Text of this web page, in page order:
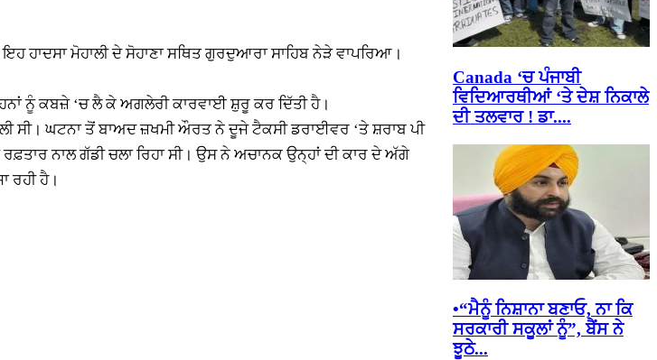
ਮੋਹਾਲੀ ਦੇ ਸੋਹਾਣਾ ਸਥਿਤ ਗੁਰਦੁਆਰਾ ਸਾਹਿਬ ਨੇੜੇ ਵਾਪਰਿਆ।
ਨੂੰ ਕਬਜ਼ੇ ‘ਚ ਲੈ ਕੇ ਅਗਲੇਰੀ ਕਾਰਵਾਈ ਸ਼ੁਰੂ ਕਰ ਦਿੱਤੀ ਹੈ।
ਸੀ। ਘਟਨਾ ਤੋਂ ਬਾਅਦ ਜ਼ਖਮੀ ਔਰਤ ਨੇ ਦੂਜੇ ਟੈਕਸੀ ਡਰਾਈਵਰ ‘ਤੇ ਸ਼ਰਾਬ ਪੀ
ਨਾਲ ਗੱਡੀ ਚਲਾ ਰਿਹਾ ਸੀ। ਉਸ ਨੇ ਅਚਾਨਕ ਉਨ੍ਹਾਂ ਦੀ ਕਾਰ ਦੇ ਅੱਗੇ
ਰਹੀ ਹੈ।
Canada ‘ਚ ਪੰਜਾਬੀ
ਵਿਦਿਆਰਥੀਆਂ ‘ਤੇ ਦੇਸ਼ ਨਿਕਾਲੇ
ਦੀ ਤਲਵਾਰ ! ਡਾ....
•“ਮੈਨੂੰ ਨਿਸ਼ਾਨਾ ਬਣਾਓ, ਨਾ ਕਿ
ਸਰਕਾਰੀ ਸਕੂਲਾਂ ਨੂੰ”, ਬੈਂਸ ਨੇ
ਝੂਠੇ...